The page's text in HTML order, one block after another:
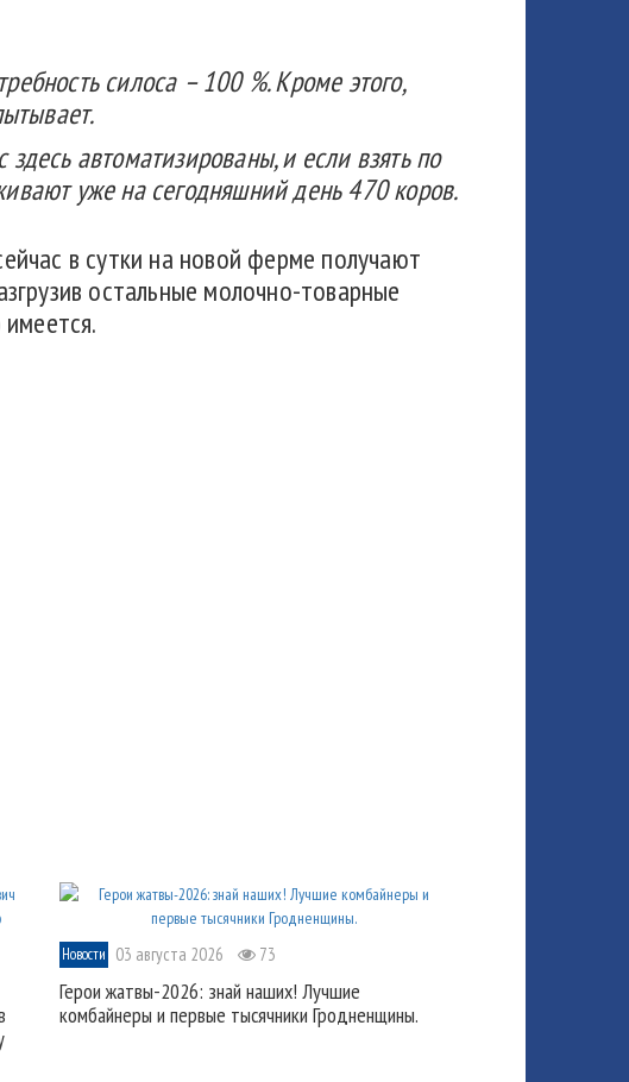
силоса – 100 %. Кроме этого,
автоматизированы, и если взять по
уже на сегодняшний день 470 коров.
в сутки на новой ферме получают
остальные молочно-товарные
Новости 03 августа 2026 73
Герои жатвы-2026: знай наших! Лучшие
комбайнеры и первые тысячники Гродненщины.